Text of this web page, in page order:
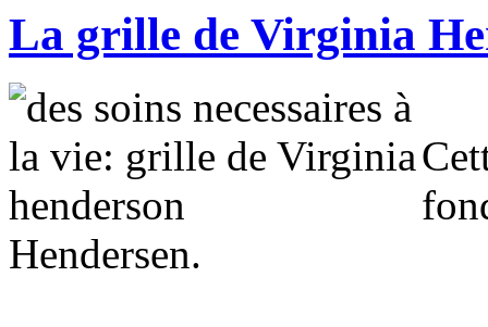
La grille de Virginia
Hendersen.